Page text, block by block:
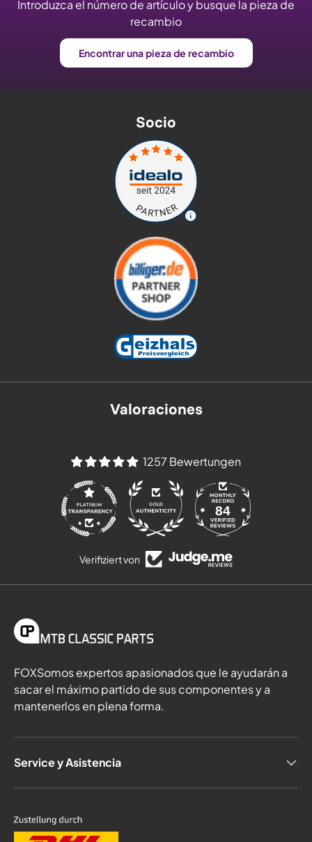
Introduzca el número de artículo y busque la pieza de
recambio
Encontrar una pieza de recambio
Socio
Valoraciones
1257 Bewertungen
84
Verifiziert von
FOXSomos expertos apasionados que le ayudarán a
sacar el máximo partido de sus componentes y a
mantenerlos en plena forma.
Service y Asistencia